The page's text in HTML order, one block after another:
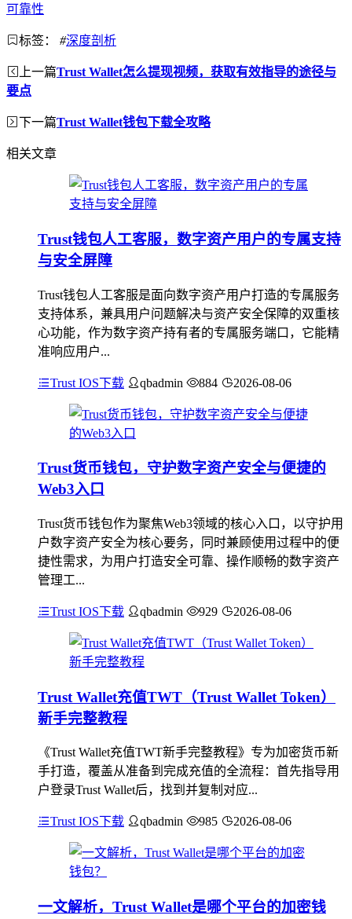
可靠性
标签： #深度剖析
上一篇Trust Wallet怎么提现视频，获取有效指导的途径与
要点
下一篇Trust Wallet钱包下载全攻略
相关文章
Trust钱包人工客服，数字资产用户的专属支持
与安全屏障
Trust钱包人工客服是面向数字资产用户打造的专属服务
支持体系，兼具用户问题解决与资产安全保障的双重核
心功能，作为数字资产持有者的专属服务端口，它能精
准响应用户...
Trust IOS下载 qbadmin 884 2026-08-06
Trust货币钱包，守护数字资产安全与便捷的
Web3入口
Trust货币钱包作为聚焦Web3领域的核心入口，以守护用
户数字资产安全为核心要务，同时兼顾使用过程中的便
捷性需求，为用户打造安全可靠、操作顺畅的数字资产
管理工...
Trust IOS下载 qbadmin 929 2026-08-06
Trust Wallet充值TWT（Trust Wallet Token）
新手完整教程
《Trust Wallet充值TWT新手完整教程》专为加密货币新
手打造，覆盖从准备到完成充值的全流程：首先指导用
户登录Trust Wallet后，找到并复制对应...
Trust IOS下载 qbadmin 985 2026-08-06
一文解析，Trust Wallet是哪个平台的加密钱